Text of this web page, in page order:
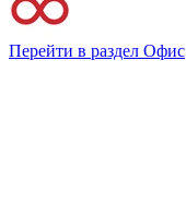
Перейти в раздел Офис